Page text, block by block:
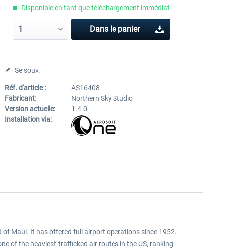
Disponible en tant que téléchargement immédiat
Dans le panier
Se souv.
Réf. d'article :
AS16408
Fabricant:
Northern Sky Studio
Version actuelle:
1.4.0
Installation via:
of Maui. It has offered full airport operations since 1952.
of the heaviest-trafficked air routes in the US, ranking